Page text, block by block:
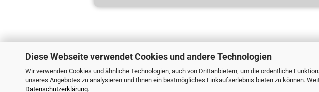
Diese Webseite verwendet Cookies und andere Technologien
Wir verwenden Cookies und ähnliche Technologien, auch von Drittanbietern, um die ordentliche
unseres Angebotes zu analysieren und Ihnen ein bestmögliches Einkaufserlebnis bieten zu können.
Datenschutzerklärung.